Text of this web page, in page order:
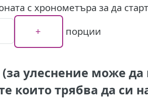
с хронометъра за да
порции
улеснение може
които трябва да си